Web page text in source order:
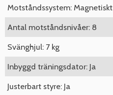
Motståndssystem: Magnetiskt
Antal motståndsnivåer: 8
Svänghjul: 7 kg
Inbyggd träningsdator: Ja
Justerbart styre: Ja